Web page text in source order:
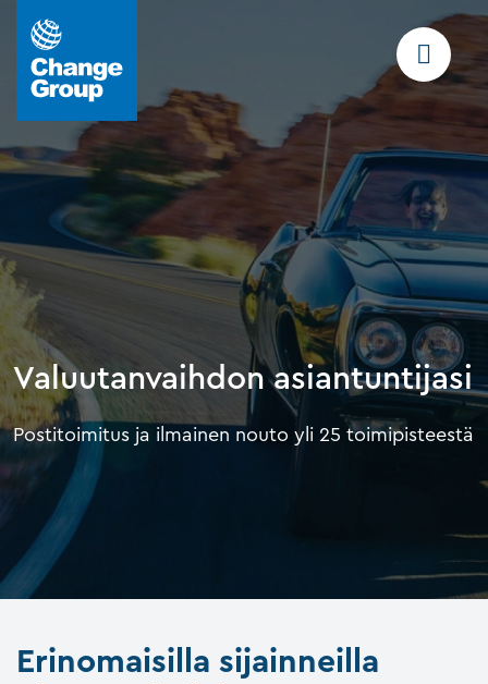
Valuutanvaihdon asiantuntijasi
Postitoimitus ja ilmainen nouto yli 25 toimipisteestä
Erinomaisilla sijainneilla